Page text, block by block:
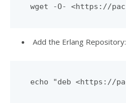
Add the Erlang Repository: